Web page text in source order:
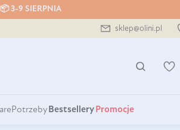
3-9 SIERPNIA
sklep@olini.pl
Potrzeby Bestsellery Promocje